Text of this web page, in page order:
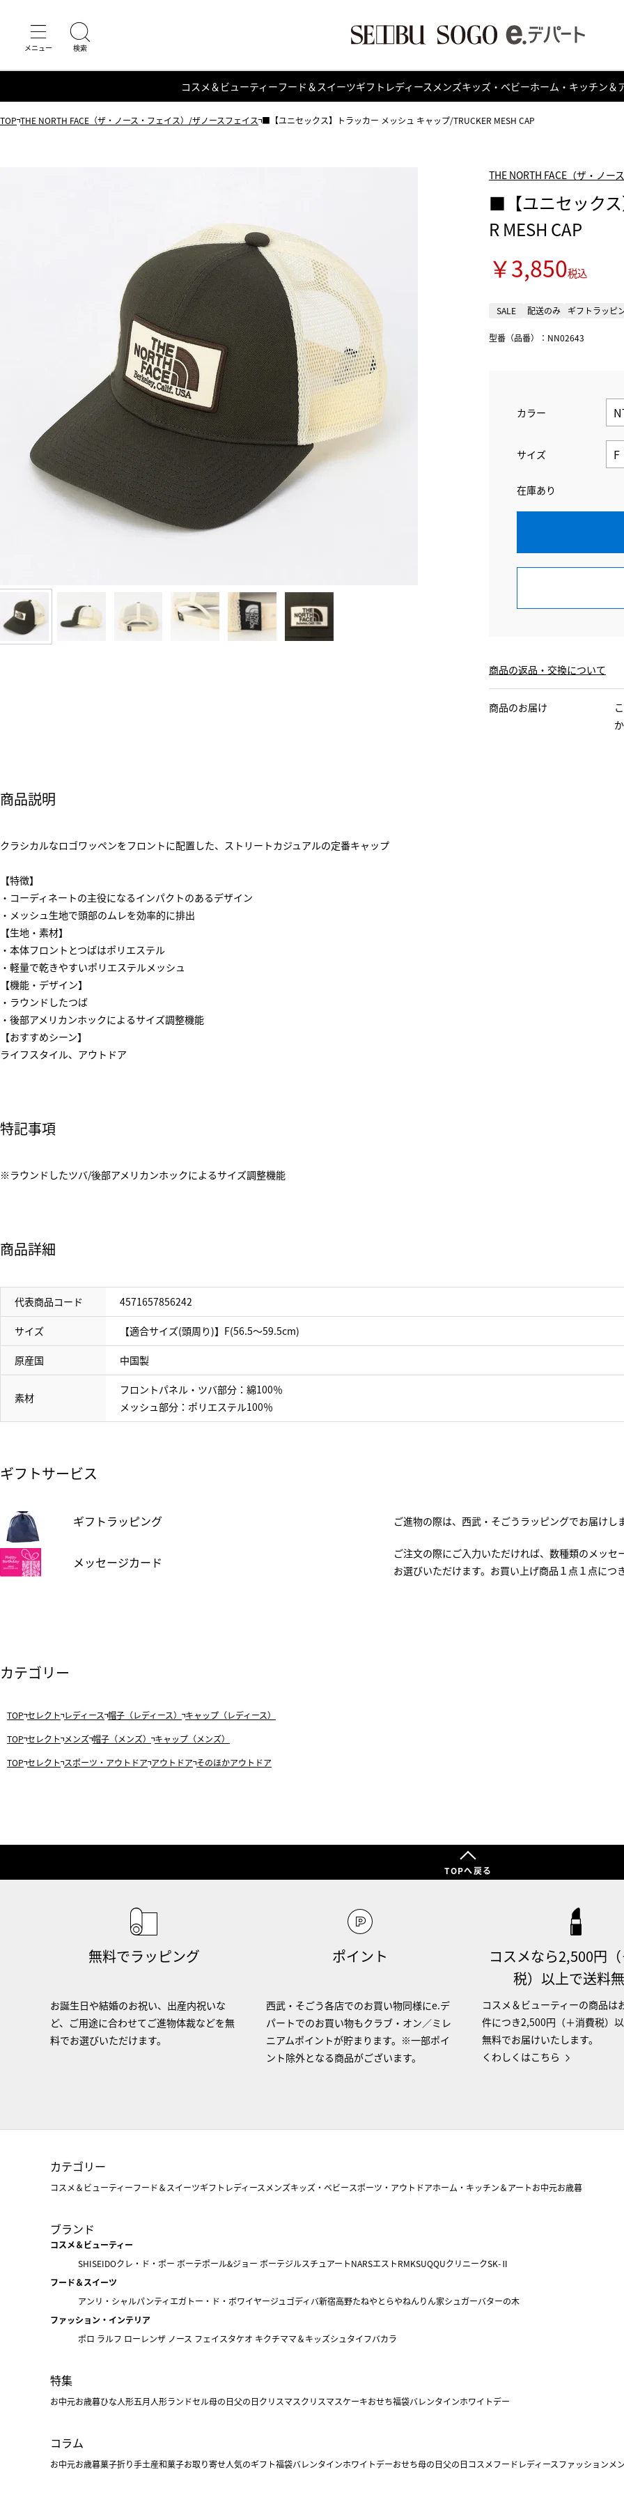
コスメ＆ビューティーフード＆スイーツギフト レディース メンズキッズ・ベビーホーム・キッチン＆
TOP THE NORTH FACE（ザ・ノース・フェイス）/ザノースフェイス ■【ユニセックス】トラッカー メッシュ キャップ/TRUCKER MESH CAP
THE NORTH FACE（ザ・ノー
■【ユニセックス
R MESH CAP
￥3,850税込
SALE 配送のみ ギフトラッピ
型番（品番）：NN02643
カラー
サイズ
在庫あり
商品の返品・交換について
商品のお届け
商品説明
クラシカルなロゴワッペンをフロントに配置した、ストリートカジュアルの定番キャップ
【特徴】
・コーディネートの主役になるインパクトのあるデザイン
・メッシュ生地で頭部のムレを効率的に排出
【生地・素材】
・本体フロントとつばはポリエステル
・軽量で乾きやすいポリエステルメッシュ
【機能・デザイン】
・ラウンドしたつば
・後部アメリカンホックによるサイズ調整機能
【おすすめシーン】
ライフスタイル、アウトドア
特記事項
※ラウンドしたツバ/後部アメリカンホックによるサイズ調整機能
商品詳細
代表商品コード 4571657856242
サイズ 【適合サイズ(頭周り)】F(56.5～59.5cm)
原産国 中国製
素材
フロントパネル・ツバ部分：綿100％
メッシュ部分：ポリエステル100％
ギフトサービス
ギフトラッピング ご進物の際は、西武・そごうラッピングでお届けしま
メッセージカード
ご注文の際にご入力いただければ、数種類のメッセ
お選びいただけます。お買い上げ商品１点１点につ
カテゴリー
TOP セレクト レディース 帽子（レディース）
キャップ（レディース）
TOP セレクト メンズ 帽子（メンズ）
キャップ（メンズ）
TOP セレクト スポーツ・アウトドア アウトドア そのほかアウトドア
TOPへ戻る
無料でラッピング
お誕生日や結婚のお祝い、出産内祝いな
ど、ご用途に合わせてご進物体裁などを無
料でお選びいただけます。
ポイント
西武・そごう各店でのお買い物同様にe.デ
パートでのお買い物もクラブ・オン／ミレ
ニアムポイントが貯まります。※一部ポイ
ント除外となる商品がございます。
コスメなら2,500円
税）以上で送料
コスメ＆ビューティーの商品は
件につき2,500円（＋消費税）
無料でお届けいたします。
くわしくはこちら
カテゴリー
コスメ＆ビューティーフード＆スイーツギフト レディース メンズキッズ・ベビースポーツ・アウトドアホーム・キッチン＆アートお中元お歳暮
ブランド
コスメ＆ビューティー
SHISEIDOクレ・ド・ポー ボーテポール&ジョー ボーテジルスチュアートNARSエストRMKSUQQUクリニークSK-Ⅱ
フード＆スイーツ
アンリ・シャルパンティエガトー・ド・ボワイヤージュ ゴディバ新宿高野たねやとらやねんりん家シュガーバターの木
ファッション・インテリア
ポロ ラルフ ローレンザ ノース フェイスタケオ キクチママ＆キッズシュタイフバカラ
特集
お中元お歳暮ひな人形五月人形ランドセル母の日父の日クリスマスクリスマスケーキおせち福袋バレンタインホワイトデー
コラム
お中元お歳暮菓子折り手土産和菓子お取り寄せ人気のギフト福袋バレンタインホワイトデーおせち母の日父の日 コスメフードレディースファッションメ